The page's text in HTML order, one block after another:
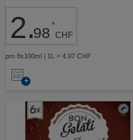
2.98 *
CHF
pro 6x100ml | 1L = 4.97 CHF
Auf
Merkliste